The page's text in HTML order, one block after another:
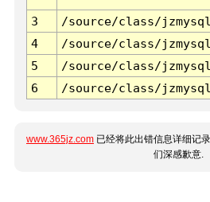
3 /source/class/
4
/source/class/
5
/source/class/
6
/source/class/
www.365jz.com 已经将此出错信息详细记
们深感歉意.